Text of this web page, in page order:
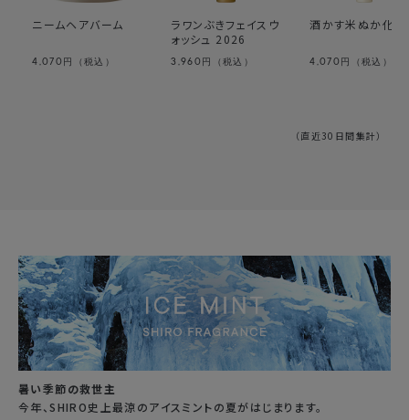
ニームヘアバーム
4,070 円（税込）
ラワンぶきフェイスウ
ォッシュ 2026
3,960 円（税込）
酒かす米ぬか化
4,070 円（税込）
（直近30日間集計）
暑い季節の救世主
今年、SHIRO史上最涼のアイスミントの夏がはじまります。